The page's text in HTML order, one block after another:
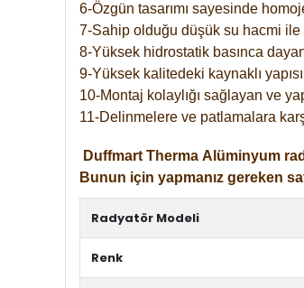
6-Özgün tasarımı sayesinde
7-Sahip olduğu düşük su hacmi ile
8-Yüksek hidrostatik basınca
9-Yüksek kalitedeki kaynaklı
10-Montaj kolaylığı sağlayan ve
11-Delinmelere ve patlamalara
Duffmart Therma Alüminyum
Bunun için yapmanız gereken
Radyatör Modeli
Renk